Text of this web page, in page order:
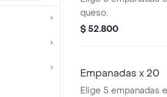
queso.
$ 52.800
Empanadas x 20
Elige 5 empanadas